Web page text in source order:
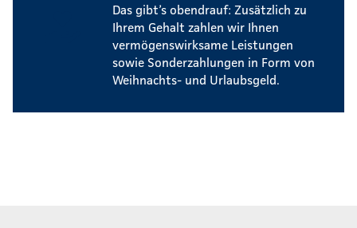
Das gibt’s obendrauf: Zusätzlich zu
Ihrem Gehalt zahlen wir Ihnen
vermögenswirksame Leistungen
sowie Sonderzahlungen in Form von
Weihnachts- und Urlaubsgeld.